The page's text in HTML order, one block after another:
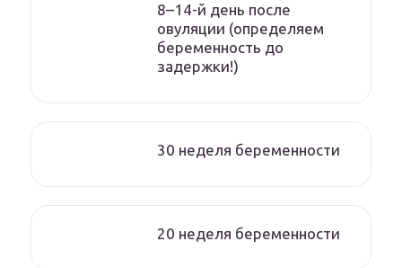
8–14-й день после
овуляции (определяем
беременность до
задержки!)
30 неделя беременности
20 неделя беременности